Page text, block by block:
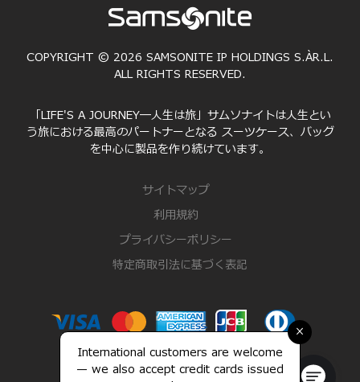
×
International customers are welcome
— we also accept credit cards issued
COPYRIGHT © 2026 SAMSONITE IP HOLDINGS S.ÀR.L.
ALL RIGHTS RESERVED.
「LIFE'S A JOURNEY―人生は旅」サムソナイトは人生とい
う旅における最高のパートナーとなる スーツケース、バッグ
を中心に製品を作り続けています。
サイトマップ
利用規約
プライバシーポリシー
特定商取引法に基づく表記